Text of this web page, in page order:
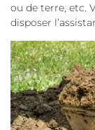
ou de terre, etc.
disposer